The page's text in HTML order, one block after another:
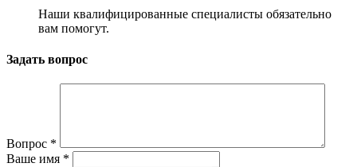
Наши квалифицированные специалисты обязательно
вам помогут.
Задать вопрос
Вопрос *
Ваше имя *